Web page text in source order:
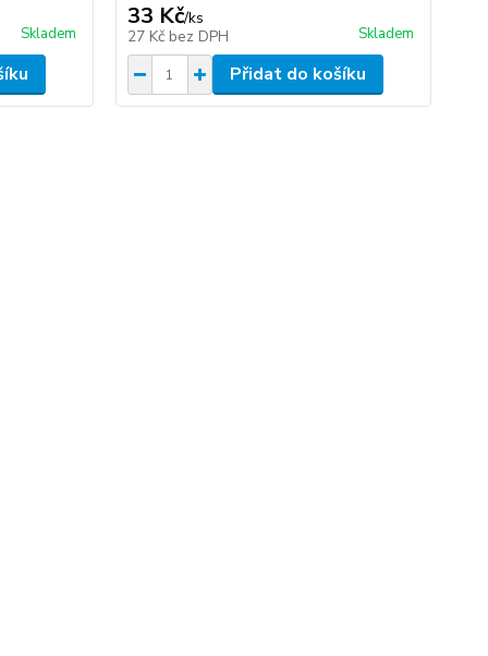
Skladem
33 Kč/ks
27 Kč bez DPH Skladem
Přidat do košíku